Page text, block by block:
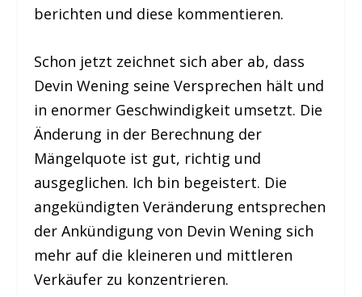
berichten und diese kommentieren.
Schon jetzt zeichnet sich aber ab, dass
Devin Wening seine Versprechen hält und
in enormer Geschwindigkeit umsetzt. Die
Änderung in der Berechnung der
Mängelquote ist gut, richtig und
ausgeglichen. Ich bin begeistert. Die
angekündigten Veränderung entsprechen
der Ankündigung von Devin Wening sich
mehr auf die kleineren und mittleren
Verkäufer zu konzentrieren.